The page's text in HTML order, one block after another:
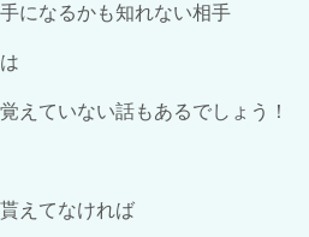
になるかも知れない相手
えていない話もあるでしょう！
えてなければ